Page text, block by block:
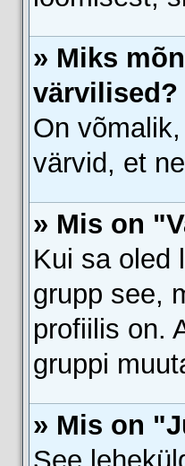
» Miks
värvilised?
On
värvid, et
» Mis on
Kui sa oled
grupp see,
profiilis on.
gruppi
» Mis on